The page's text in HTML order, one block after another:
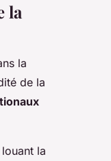
la
la
de la
la